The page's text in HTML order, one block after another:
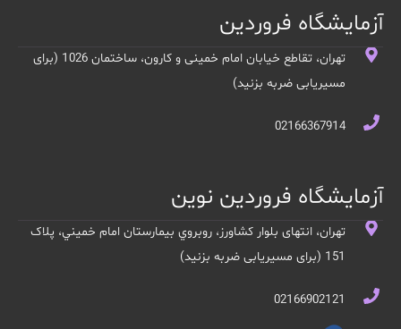
آزمایشگاه فروردین
تهران، تقاطع خیابان امام خمینی و کارون، ساختمان 1026 (برای
مسیریابی ضربه بزنید)
02166367914
آزمایشگاه فروردین نوین
تهران، انتهای بلوار کشاورز، روبروي بيمارستان امام خميني، پلاک
151 (برای مسیریابی ضربه بزنید)
02166902121